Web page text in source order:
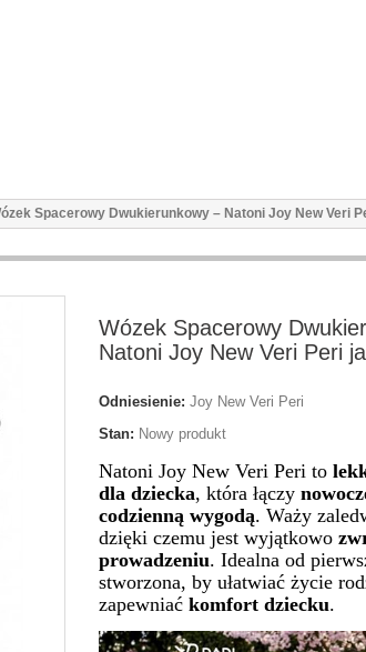
Spacerowy Dwukierunkowy – Natoni Joy New Veri
Wózek Spacerowy
Natoni Joy New Veri Peri
Odniesienie: Joy New Veri Peri
Stan: Nowy produkt
Natoni Joy New Veri Peri to
dla dziecka, która łączy
codzienną wygodą. Waży
dzięki czemu jest wyjątkowo
prowadzeniu. Idealna od
stworzona, by ułatwiać życie
zapewniać komfort dziecku.